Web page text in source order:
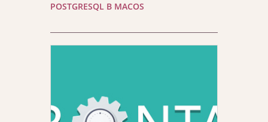
POSTGRESQL В MACOS